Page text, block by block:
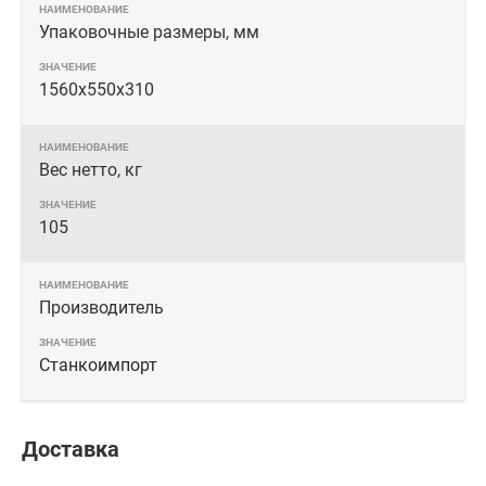
Упаковочные размеры, мм
1560х550х310
Вес нетто, кг
105
Производитель
Станкоимпорт
Доставка